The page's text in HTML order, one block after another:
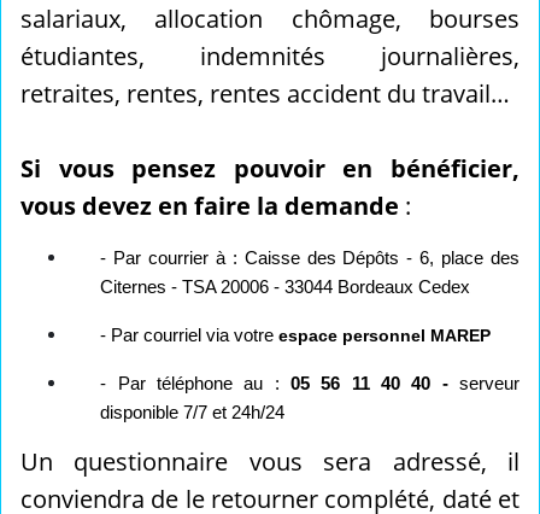
salariaux, allocation chômage, bourses
étudiantes, indemnités journalières,
retraites, rentes, rentes accident du travail…
Si vous pensez pouvoir en bénéficier,
vous devez en faire la demande :
- Par courrier à : Caisse des Dépôts - 6, place des
Citernes - TSA 20006 - 33044 Bordeaux Cedex
- Par courriel via votreespace personnel MAREP
- Par téléphone au : 05 56 11 40 40 -serveur
disponible 7/7 et 24h/24
Un questionnaire vous sera adressé, il
conviendra de le retourner complété, daté et